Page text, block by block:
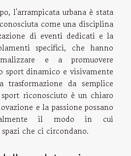
l'arrampicata urbana è stata
come una disciplina
di eventi dedicati e la
specifici, che hanno
e a promuovere
sport dinamico e visivamente
trasformazione da semplice
riconosciuto è un chiaro
e la passione possano
il modo in cui
che ci circondano.